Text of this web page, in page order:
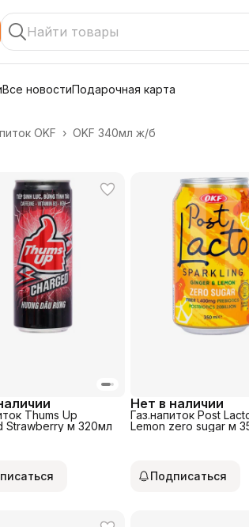
Все новостиПодарочная карта
OKF 340мл ж/б
OKF ›
Thums Up
Strawberry м 320мл
Нет в наличии
Газ.напиток Post
Lemon zero sugar м
Подписаться